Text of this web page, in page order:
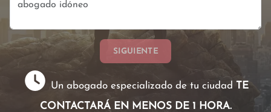
SIGUIENTE
Un abogado especializado de tu ciudad TE
CONTACTARÁ EN MENOS DE 1 HORA.